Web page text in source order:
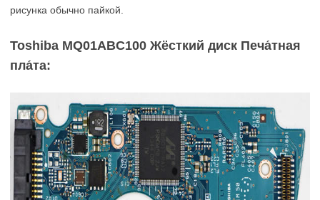
рисунка обычно пайкой.
Toshiba MQ01ABC100 Жёсткий диск Печа́тная
пла́та: